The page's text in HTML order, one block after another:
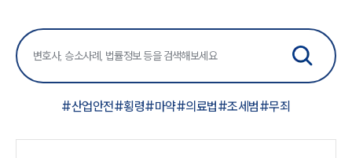
#산업안전#횡령#마약#의료법#조세범#무죄